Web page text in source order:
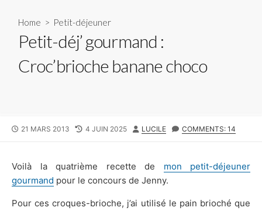
Home > Petit-déjeuner
Petit-déj’ gourmand :
Croc’brioche banane choco
PUBLISHED
21 MARS 2013
LAST
4 JUIN 2025 AUTHOR
LUCILE COMMENTS: 14
Voilà la quatrième recette de mon petit-déjeuner
gourmand pour le concours de Jenny.
Pour ces croques-brioche, j’ai utilisé le pain brioché que